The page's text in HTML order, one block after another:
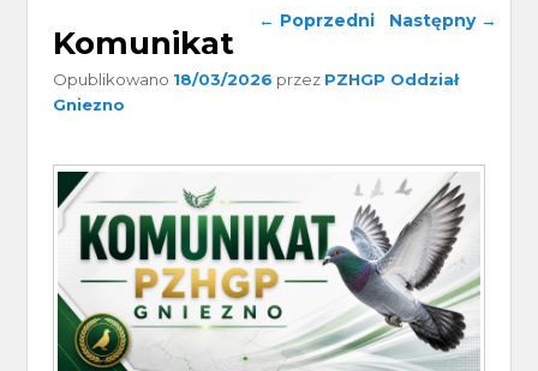
Nawigacja wpisu
← Poprzedni Następny →
Komunikat
Opublikowano 18/03/2026 przez PZHGP Oddział
Gniezno